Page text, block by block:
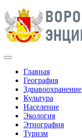
Главная
География
Здравоохранение
Культура
Население
Экология
Этнография
Туризм